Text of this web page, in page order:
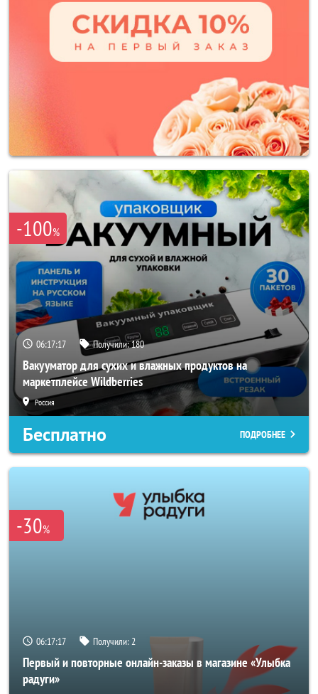
-100%
06:17:15 Получили:180
Вакууматор для сухих и влажных продуктов на
маркетплейсе Wildberries
Россия
Бесплатно ПОДРОБНЕЕ
-30%
06:17:15 Получили:2
Первый и повторные онлайн-заказы в магазине «Улыбка
радуги»